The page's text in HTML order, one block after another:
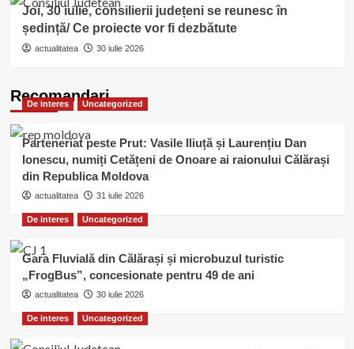
Joi, 30 iulie, consilierii județeni se reunesc în
ședință/ Ce proiecte vor fi dezbătute
actualitatea 30 iulie 2026
Recomandari
De interes Uncategorized
Parteneriat peste Prut: Vasile Iliuță și Laurențiu Dan
Ionescu, numiți Cetățeni de Onoare ai raionului Călărași
din Republica Moldova
actualitatea 31 iulie 2026
De interes Uncategorized
Gara Fluvială din Călărași și microbuzul turistic
„FrogBus”, concesionate pentru 49 de ani
actualitatea 30 iulie 2026
De interes Uncategorized